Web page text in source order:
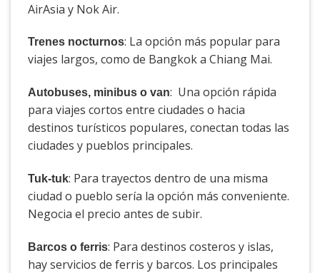
AirAsia y Nok Air.
Trenes nocturnos: La opción más popular para
viajes largos, como de Bangkok a Chiang Mai.
Autobuses, minibus o van: Una opción rápida
para viajes cortos entre ciudades o hacia
destinos turísticos populares, conectan todas las
ciudades y pueblos principales.
Tuk-tuk: Para trayectos dentro de una misma
ciudad o pueblo sería la opción más conveniente.
Negocia el precio antes de subir.
Barcos o ferris: Para destinos costeros y islas,
hay servicios de ferris y barcos. Los principales